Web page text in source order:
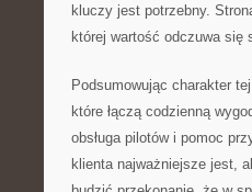
kluczy jest potrzebny.
której wartość odczuwa się
Podsumowując charakter
które łączą codzienną
obsługa pilotów i pomoc
klienta najważniejsze jest,